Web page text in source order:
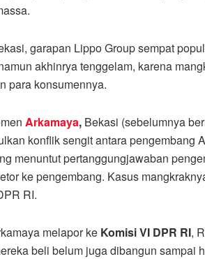
garapan Lippo Group sempat
akhinrya tenggelam, karena
para konsumennya.
Arkamaya, Bekasi (sebelumnya
konflik sengit antara pengembang
menuntut pertanggungjawaban
ke pengembang. Kasus
RI.
melapor ke Komisi VI DPR RI,
beli belum juga dibangun sampai